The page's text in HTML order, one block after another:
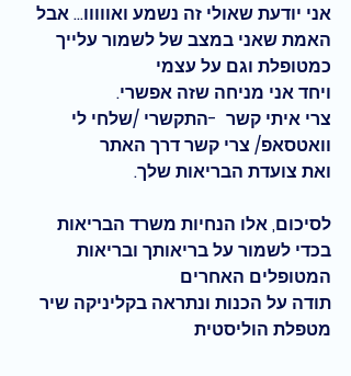
אני יודעת שאולי זה נשמע ואווווו... אבל
האמת שאני במצב של לשמור עלייך
כמטופלת וגם על עצמי
ויחד אני מניחה שזה אפשרי.
צרי איתי קשר  -התקשרי /שלחי לי
וואטסאפ/ צרי קשר דרך האתר
ואת צועדת הבריאות שלך.
לסיכום, אלו הנחיות משרד הבריאות
בכדי לשמור על בריאותך ובריאות
המטופלים האחרים
תודה על הכנות ונתראה בקליניקה שיר
מטפלת הוליסטית